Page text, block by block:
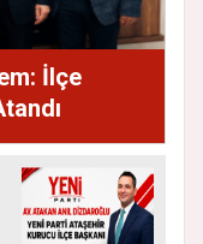
İlçe